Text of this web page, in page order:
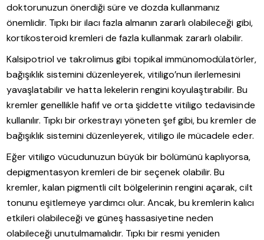
doktorunuzun önerdiği süre ve dozda kullanmanız
önemlidir. Tıpkı bir ilacı fazla almanın zararlı olabileceği gibi,
kortikosteroid kremleri de fazla kullanmak zararlı olabilir.
Kalsipotriol ve takrolimus gibi topikal immünomodülatörler,
bağışıklık sistemini düzenleyerek, vitiligo’nun ilerlemesini
yavaşlatabilir ve hatta lekelerin rengini koyulaştırabilir. Bu
kremler genellikle hafif ve orta şiddette vitiligo tedavisinde
kullanılır. Tıpkı bir orkestrayı yöneten şef gibi, bu kremler de
bağışıklık sistemini düzenleyerek, vitiligo ile mücadele eder.
Eğer vitiligo vücudunuzun büyük bir bölümünü kaplıyorsa,
depigmentasyon kremleri de bir seçenek olabilir. Bu
kremler, kalan pigmentli cilt bölgelerinin rengini açarak, cilt
tonunu eşitlemeye yardımcı olur. Ancak, bu kremlerin kalıcı
etkileri olabileceği ve güneş hassasiyetine neden
olabileceği unutulmamalıdır. Tıpkı bir resmi yeniden